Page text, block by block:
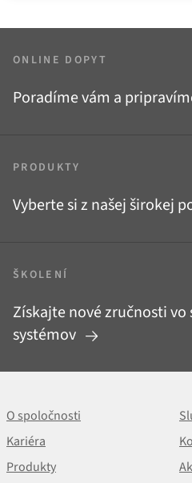
ONLINE DOPYT
Poradíme vám a
PRODUKTY
Vyberte si z našej širokej
ŠKOLENÍ
Získajte nové zručnosti
systémov
O spoločnosti
Kariéra
Produkty